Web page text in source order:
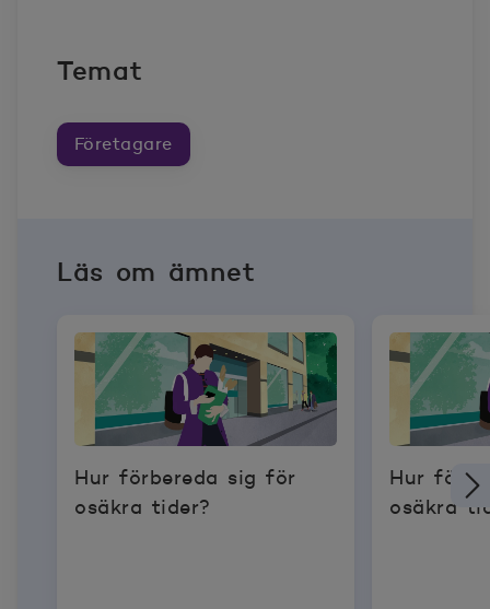
Temat
Företagare
Läs om ämnet
Hur förbereda sig för
osäkra tider?
Hur
osäkra